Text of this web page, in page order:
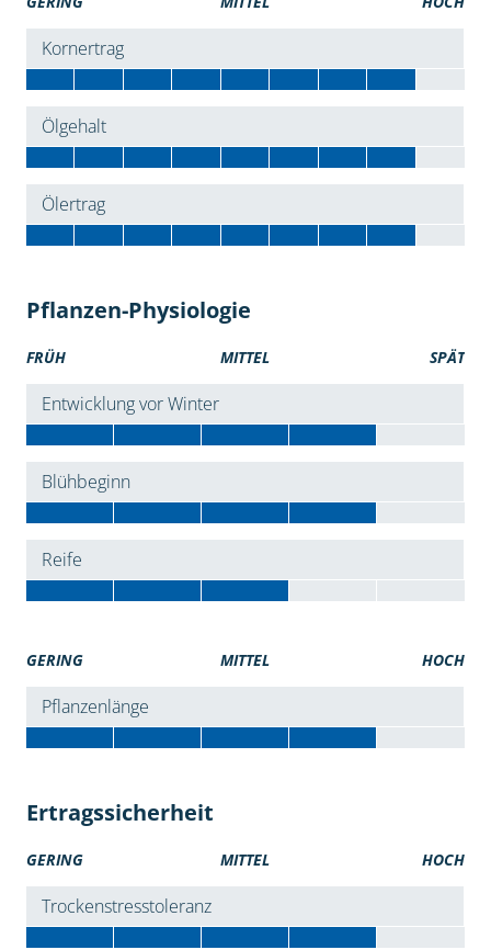
Kornertrag
Ölgehalt
Ölertrag
Pflanzen-Physiologie
FRÜH MITTEL SPÄT
Entwicklung vor Winter
Blühbeginn
Reife
GERING MITTEL HOCH
Pflanzenlänge
Ertragssicherheit
GERING MITTEL HOCH
Trockenstresstoleranz